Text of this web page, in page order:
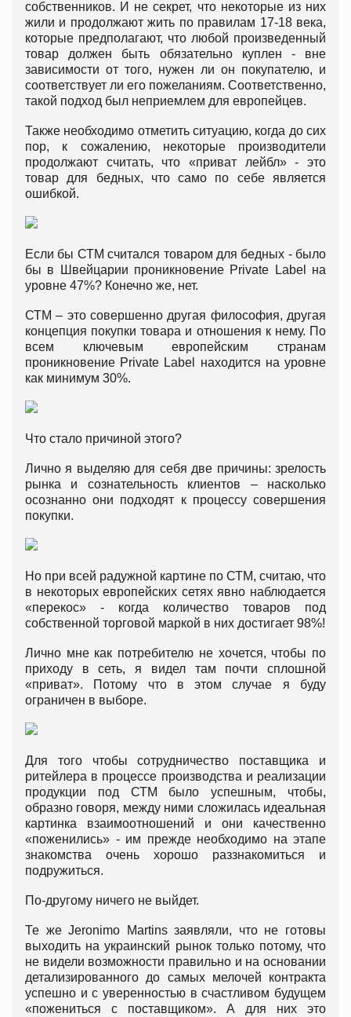
собственников. И не секрет, что некоторые из них
жили и продолжают жить по правилам 17-18 века,
которые предполагают, что любой произведенный
товар должен быть обязательно куплен - вне
зависимости от того, нужен ли он покупателю, и
соответствует ли его пожеланиям. Соответственно,
такой подход был неприемлем для европейцев.
Также необходимо отметить ситуацию, когда до сих
пор, к сожалению, некоторые производители
продолжают считать, что «приват лейбл» - это
товар для бедных, что само по себе является
ошибкой.
Если бы СТМ считался товаром для бедных - было
бы в Швейцарии проникновение Private Label на
уровне 47%? Конечно же, нет.
СТМ – это совершенно другая философия, другая
концепция покупки товара и отношения к нему. По
всем ключевым европейским странам
проникновение Private Label находится на уровне
как минимум 30%.
Что стало причиной этого?
Лично я выделяю для себя две причины: зрелость
рынка и сознательность клиентов – насколько
осознанно они подходят к процессу совершения
покупки.
Но при всей радужной картине по СТМ, считаю, что
в некоторых европейских сетях явно наблюдается
«перекос» - когда количество товаров под
собственной торговой маркой в них достигает 98%!
Лично мне как потребителю не хочется, чтобы по
приходу в сеть, я видел там почти сплошной
«приват». Потому что в этом случае я буду
ограничен в выборе.
Для того чтобы сотрудничество поставщика и
ритейлера в процессе производства и реализации
продукции под СТМ было успешным, чтобы,
образно говоря, между ними сложилась идеальная
картинка взаимоотношений и они качественно
«поженились» - им прежде необходимо на этапе
знакомства очень хорошо раззнакомиться и
подружиться.
По-другому ничего не выйдет.
Те же Jeronimo Martins заявляли, что не готовы
выходить на украинский рынок только потому, что
не видели возможности правильно и на основании
детализированного до самых мелочей контракта
успешно и с уверенностью в счастливом будущем
«пожениться с поставщиком». А для них это